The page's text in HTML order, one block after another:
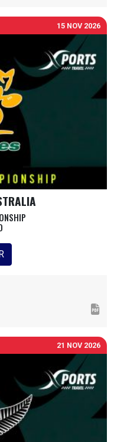
15 NOV 2026
21 NOV 2026